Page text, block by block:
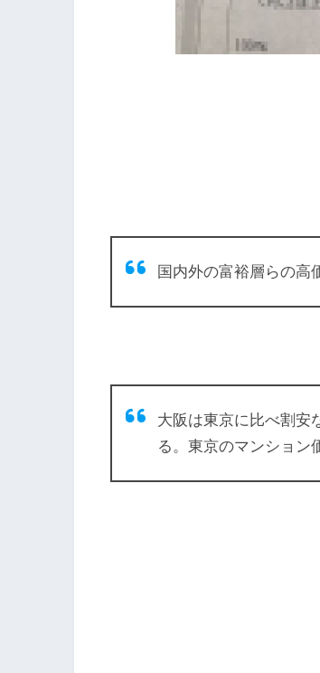
国内外の富裕層らの高
大阪は東京に比べ割安
る。東京のマンション